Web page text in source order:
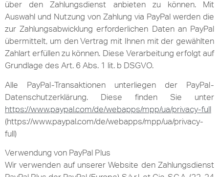
über den Zahlungsdienst anbieten zu können. Mit
Auswahl und Nutzung von Zahlung via PayPal werden die
zur Zahlungsabwicklung erforderlichen Daten an PayPal
übermittelt, um den Vertrag mit Ihnen mit der gewählten
Zahlart erfüllen zu können. Diese Verarbeitung erfolgt auf
Grundlage des Art. 6 Abs. 1 lit. b DSGVO.
Alle PayPal-Transaktionen unterliegen der PayPal-
Datenschutzerklärung. Diese finden Sie unter
https://www.paypal.com/de/webapps/mpp/ua/privacy-full
(https://www.paypal.com/de/webapps/mpp/ua/privacy-
full)
Verwendung von PayPal Plus
Wir verwenden auf unserer Website den Zahlungsdienst